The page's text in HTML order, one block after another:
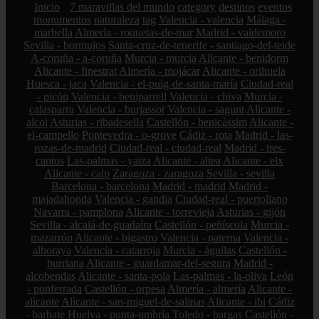
Inicio 7 maravillas del mundo category destinos eventos
monumentos naturaleza tag Valencia - valencia Málaga -
marbella Almería - roquetas-de-mar Madrid - valdemoro
Sevilla - bormujos Santa-cruz-de-tenerife - santiago-del-teide
A-coruña - a-coruña Murcia - murcia Alicante - benidorm
Alicante - finestrat Almería - mojácar Alicante - orihuela
Huesca - jaca Valencia - el-puig-de-santa-maría Ciudad-real
- picón Valencia - beniparrell Valencia - chiva Murcia -
calasparra Valencia - burjassot Valencia - sagunt Alicante -
alcoi Asturias - ribadesella Castellón - benicàssim Alicante -
el-campello Pontevedra - o-grove Cádiz - rota Madrid - las-
rozas-de-madrid Ciudad-real - ciudad-real Madrid - tres-
cantos Las-palmas - yaiza Alicante - altea Alicante - elx
Alicante - calp Zaragoza - zaragoza Sevilla - sevilla
Barcelona - barcelona Madrid - madrid Madrid -
majadahonda Valencia - gandia Ciudad-real - puertollano
Navarra - pamplona Alicante - torrevieja Asturias - gijón
Sevilla - alcalá-de-guadaíra Castellón - peñíscola Murcia -
mazarrón Alicante - bigastro Valencia - paterna Valencia -
alboraya Valencia - catarroja Murcia - águilas Castellón -
burriana Alicante - guardamar-del-segura Madrid -
alcobendas Alicante - santa-pola Las-palmas - la-oliva León
- ponferrada Castellón - orpesa Almería - almería Alicante -
alicante Alicante - san-miguel-de-salinas Alicante - ibi Cádiz
- barbate Huelva - punta-umbría Toledo - bargas Castellón -